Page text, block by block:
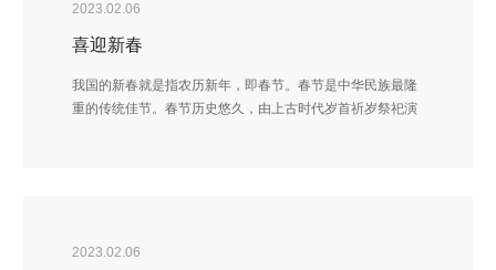
2023.02.06
喜迎新春
我国的新春就是指农历新年，即春节。春节是中华民族最隆
重的传统佳节。春节历史悠久，由上古时代岁首祈岁祭祀演
2023.02.06